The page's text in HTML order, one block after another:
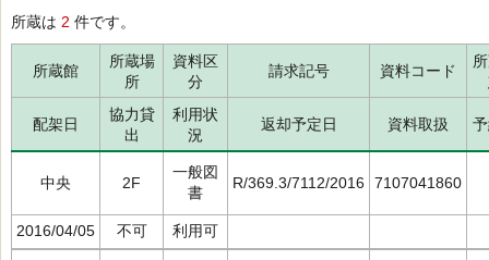
所蔵は 2 件です。
所蔵館
所蔵場
所
資料区
分
請求記号 資料コード
配架日
協力貸
出
利用状
況
返却予定日 資料取扱
中央 2F
一般図
書
R/369.3/7112/2016 7107041860
2016/04/05 不可 利用可